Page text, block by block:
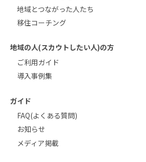
地域とつながった人たち
移住コーチング
地域の人(スカウトしたい人)の方
ご利用ガイド
導入事例集
ガイド
FAQ(よくある質問)
お知らせ
メディア掲載